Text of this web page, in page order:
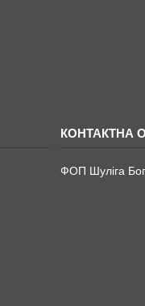
ФОП Шуліга